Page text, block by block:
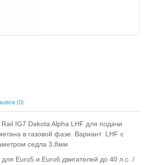
(0)
IG7 Dakota Alpha LHF для подачи
в газовой фазе. Вариант LHF с
седла 3,8мм
Euro5 и Euro6 двигателей до 40 л.с. /